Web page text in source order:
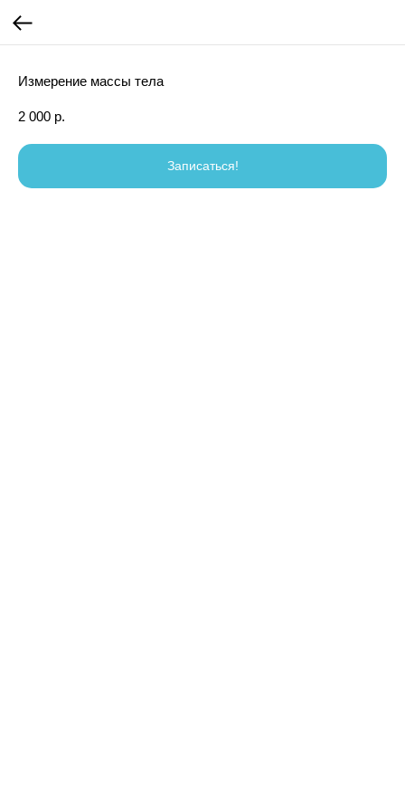
Измерение массы тела
2 000 р.
Записаться!